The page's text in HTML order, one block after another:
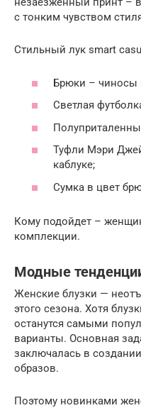
с тонким чувством
Стильный лук smart
Брюки – чиносы
Светлая
Туфли Мэри
каблуке;
Сумка в цвет
Кому подойдет –
комплекции.
Модные
Женские блузки —
этого сезона. Хотя
останутся самыми
варианты. Основная
заключалась в
образов.
Поэтому новинками